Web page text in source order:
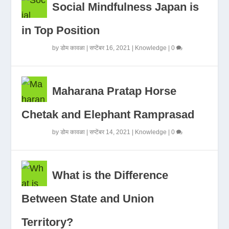
Social Mindfulness Japan is
in Top Position
byडोम कावळा |सप्टेंबर 16, 2021 Knowledge |0
Maharana Pratap Horse
Chetak and Elephant Ramprasad
byडोम कावळा |सप्टेंबर 14, 2021 Knowledge |0
What is the Difference
Between State and Union
Territory?